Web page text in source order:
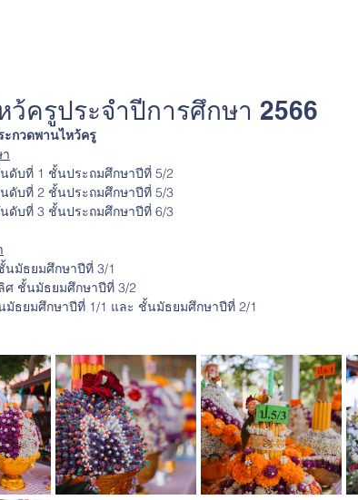
ว้ครูประจำปีการศึกษา 2566
กวดพานไหว้ครู
ดับที่ 1 ชั้นประถมศึกษาปีที่ 5/2
ดับที่ 2 ชั้นประถมศึกษาปีที่ 5/3
ดับที่ 3 ชั้นประถมศึกษาปีที่ 6/3
นมัธยมศึกษาปีที่ 3/1
ศ ชั้นมัธยมศึกษาปีที่ 3/2
มัธยมศึกษาปีที่ 1/1 และ ชั้นมัธยมศึกษาปีที่ 2/1